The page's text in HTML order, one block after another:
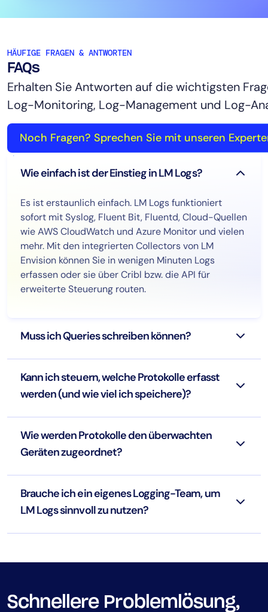
HÄUFIGE FRAGEN & ANTWORTEN
FAQs
Erhalten Sie Antworten auf die wichtigsten
Log-Monitoring, Log-Management und Log-
Noch Fragen? Sprechen Sie mit unseren
Wie einfach ist der Einstieg in LM Logs?
Es ist erstaunlich einfach. LM Logs funktioniert
sofort mit Syslog, Fluent Bit, Fluentd, Cloud-Quellen
wie AWS CloudWatch und Azure Monitor und vielen
mehr. Mit den integrierten Collectors von LM
Envision können Sie in wenigen Minuten Logs
erfassen oder sie über Cribl bzw. die API für
erweiterte Steuerung routen.
Muss ich Queries schreiben können?
Kann ich steuern, welche Protokolle erfasst
werden (und wie viel ich speichere)?
Wie werden Protokolle den überwachten
Geräten zugeordnet?
Brauche ich ein eigenes Logging-Team, um
LM Logs sinnvoll zu nutzen?
Schnellere Problemlösung,